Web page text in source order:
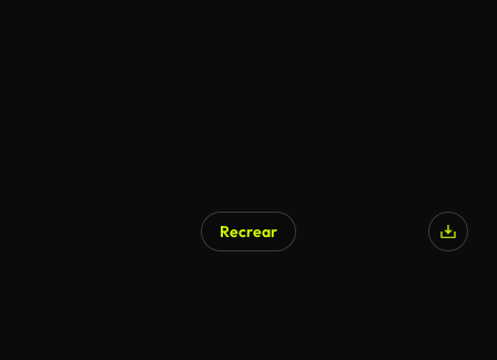
Recrear